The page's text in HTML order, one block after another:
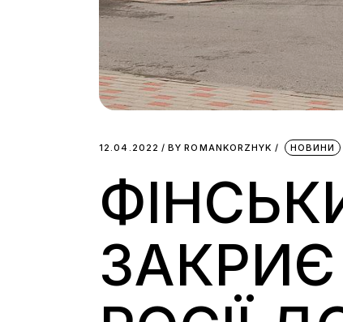
12.04.2022 BY ROMANKORZHYK НОВИНИ